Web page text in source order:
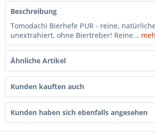
Beschreibung
Tomodachi Bierhefe PUR - reine,
unextrahiert, ohne Biertreber! Reine...
Ähnliche Artikel
Kunden kauften auch
Kunden haben sich ebenfalls angesehen